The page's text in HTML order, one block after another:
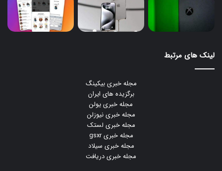
لینک های مرتبط
مجله خبری بیکینگ
برگزیده های ایران
مجله خبری یولن
مجله خبری نیوزلن
مجله خبری لستک
مجله خبری gsxr
مجله خبری سیلاد
مجله خبری دریافت